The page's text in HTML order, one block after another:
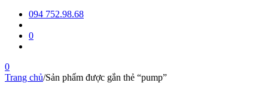
094 752.98.68
0
0
Trang chủ/Sản phẩm được gắn thẻ “pump”